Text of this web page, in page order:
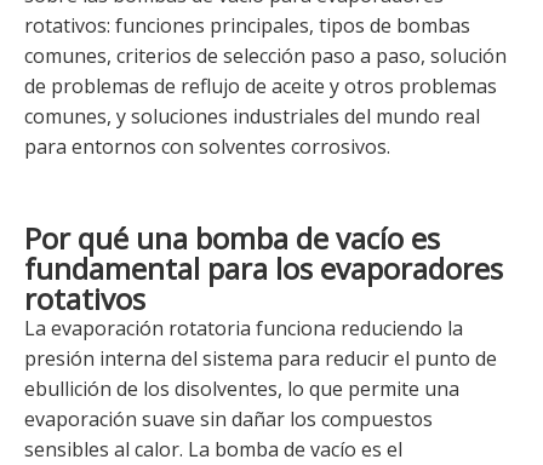
rotativos: funciones principales, tipos de bombas
comunes, criterios de selección paso a paso, solución
de problemas de reflujo de aceite y otros problemas
comunes, y soluciones industriales del mundo real
para entornos con solventes corrosivos.
Por qué una bomba de vacío es
fundamental para los evaporadores
rotativos
La evaporación rotatoria funciona reduciendo la
presión interna del sistema para reducir el punto de
ebullición de los disolventes, lo que permite una
evaporación suave sin dañar los compuestos
sensibles al calor. La bomba de vacío es el